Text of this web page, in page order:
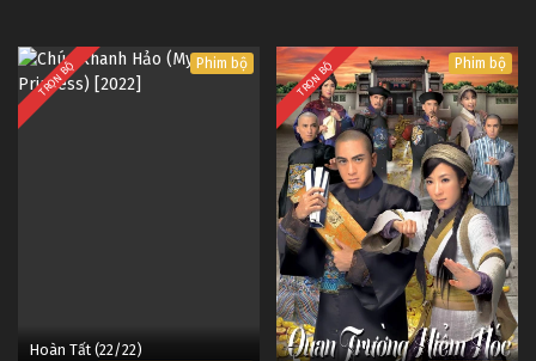
TRỌN BỘ Phim bộ
Hoàn Tất (22/22)
TRỌN BỘ Phim bộ